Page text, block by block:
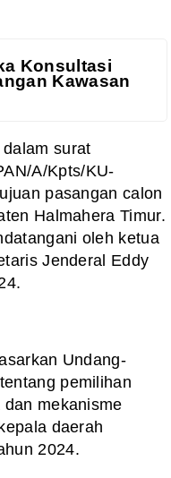
Konsultasi
Kawasan
surat
A/Kpts/KU-
pasangan calon
Halmahera Timur.
oleh ketua
Jenderal Eddy
Undang-
pemilihan
mekanisme
daerah
2024.